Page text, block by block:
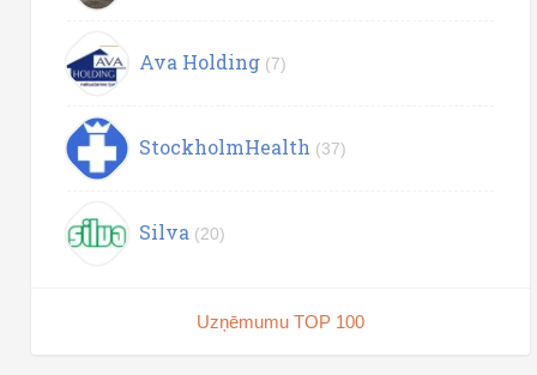
Ava Holding (7)
StockholmHealth (37)
Silva (20)
Uzņēmumu TOP 100